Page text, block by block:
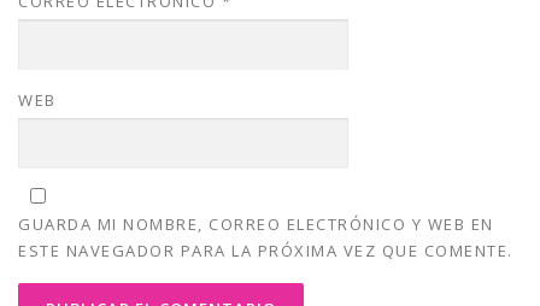
WEB
GUARDA MI NOMBRE, CORREO ELECTRÓNICO Y WEB EN
ESTE NAVEGADOR PARA LA PRÓXIMA VEZ QUE COMENTE.